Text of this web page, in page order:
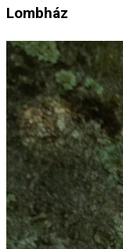
Lombház